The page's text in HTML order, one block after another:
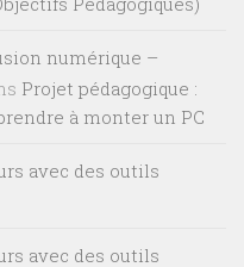
numérique –
Projet pédagogique :
à monter un PC
avec des outils
avec des outils